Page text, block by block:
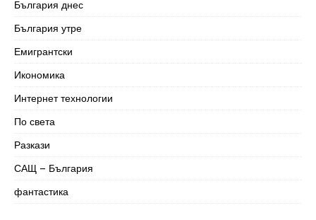
България днес
България утре
Емигрантски
Икономика
Интернет технологии
По света
Разкази
САЩ – България
фантастика